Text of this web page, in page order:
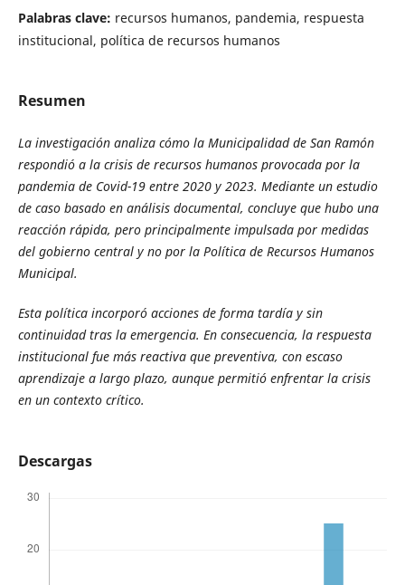
Palabras clave: recursos humanos, pandemia, respuesta
institucional, política de recursos humanos
Resumen
La investigación analiza cómo la Municipalidad de San Ramón
respondió a la crisis de recursos humanos provocada por la
pandemia de Covid-19 entre 2020 y 2023. Mediante un estudio
de caso basado en análisis documental, concluye que hubo una
reacción rápida, pero principalmente impulsada por medidas
del gobierno central y no por la Política de Recursos Humanos
Municipal.
Esta política incorporó acciones de forma tardía y sin
continuidad tras la emergencia. En consecuencia, la respuesta
institucional fue más reactiva que preventiva, con escaso
aprendizaje a largo plazo, aunque permitió enfrentar la crisis
en un contexto crítico.
Descargas